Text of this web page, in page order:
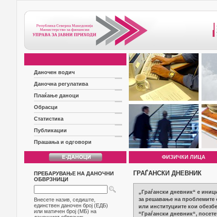
Даночен водич
Даночна регулатива
Плаќање даноци
Обрасци
Статистика
Публикации
Прашања и одговори
ФИЗИЧКИ ЛИЦА
ПРЕБАРУВАЊЕ НА ДАНОЧНИ
ОБВРЗНИЦИ
Внесете назив, седиште,
единствен даночен број (ЕДБ)
или матичен број (МБ) на
ГРАЃАНСКИ ДНЕВНИК
„Граѓански дневник“ е
за решавање на проблемите
или институциите кои
“Граѓански дневник“,